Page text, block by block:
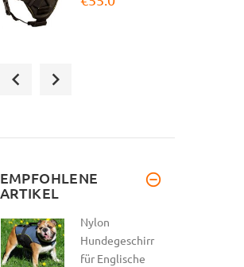
Halsband Leder
|...
€54.0
EMPFOHLENE
ARTIKEL
Nylon
Hundegeschirr
für Englische